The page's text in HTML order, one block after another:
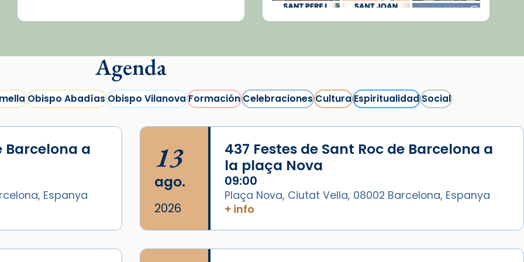
Cargar más...
Agenda
Obispo AbadíasObispo VilanovaFormaciónCelebracionesCulturaEspiritualidadSocial
Barcelona a
Espanya
13
ago.
2026
437 Festes de Sant Roc de Barcelona a
la plaça Nova
09:00
Plaça Nova, Ciutat Vella, 08002 Barcelona, Espanya
+ info